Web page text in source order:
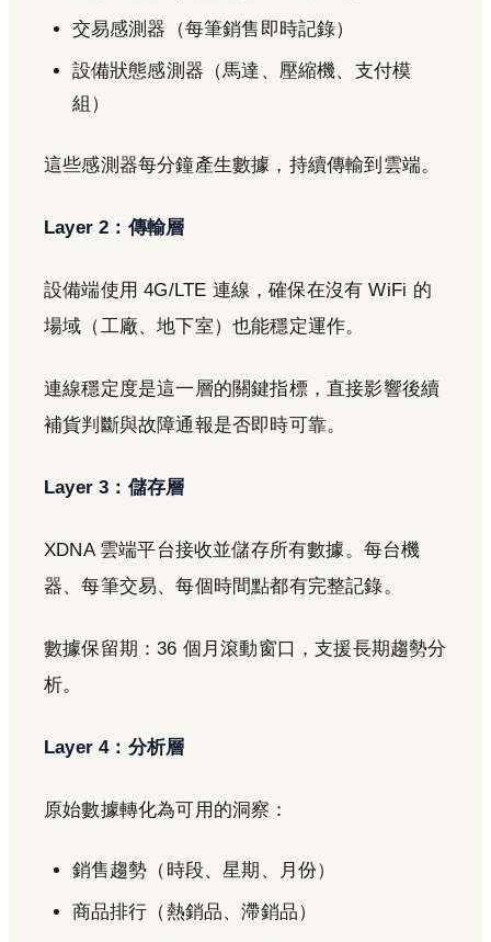
交易感測器（每筆銷售即時記錄）
設備狀態感測器（馬達、壓縮機、支付模
組）
這些感測器每分鐘產生數據，持續傳輸到雲端。
Layer 2：傳輸層
設備端使用 4G/LTE 連線，確保在沒有 WiFi 的
場域（工廠、地下室）也能穩定運作。
連線穩定度是這一層的關鍵指標，直接影響後續
補貨判斷與故障通報是否即時可靠。
Layer 3：儲存層
XDNA 雲端平台接收並儲存所有數據。每台機
器、每筆交易、每個時間點都有完整記錄。
數據保留期：36 個月滾動窗口，支援長期趨勢分
析。
Layer 4：分析層
原始數據轉化為可用的洞察：
銷售趨勢（時段、星期、月份）
商品排行（熱銷品、滯銷品）